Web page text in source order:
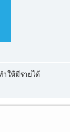
ให้มีรายได้